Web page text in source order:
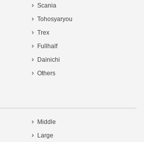
Scania
Tohosyaryou
Trex
Fullhalf
Dainichi
Others
Middle
Large